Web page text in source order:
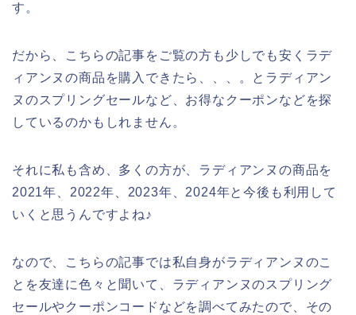
す。
だから、こちらの記事をご覧の方も少しでも安くラデ
ィアンヌの商品を購入できたら、、、。とラディアン
ヌのスプリングセールなど、お得なクーポンなどを探
しているのかもしれません。
それに私も含め、多くの方が、ラディアンヌの商品を
2021年、2022年、2023年、2024年と今後も利用して
いくと思うんですよね♪
なので、こちらの記事では私自身がラディアンヌのこ
とを友達に色々と聞いて、ラディアンヌのスプリング
セールやクーポンコードなどを調べてみたので、その